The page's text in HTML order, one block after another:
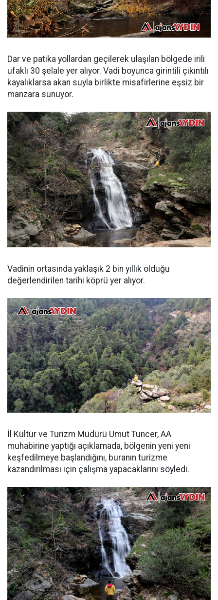
Dar ve patika yollardan geçilerek ulaşılan bölgede irili
ufaklı 30 şelale yer alıyor. Vadi boyunca girintili çıkıntılı
kayalıklarsa akan suyla birlikte misafirlerine eşsiz bir
manzara sunuyor.
Vadinin ortasında yaklaşık 2 bin yıllık olduğu
değerlendirilen tarihi köprü yer alıyor.
İl Kültür ve Turizm Müdürü Umut Tuncer, AA
muhabirine yaptığı açıklamada, bölgenin yeni yeni
keşfedilmeye başlandığını, buranın turizme
kazandırılması için çalışma yapacaklarını söyledi.